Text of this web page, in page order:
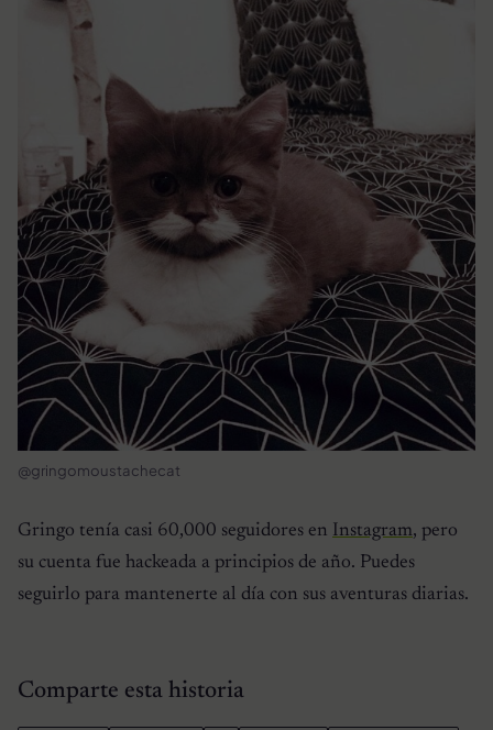
@gringomoustachecat
Gringo tenía casi 60,000 seguidores en Instagram, pero
su cuenta fue hackeada a principios de año. Puedes
seguirlo para mantenerte al día con sus aventuras diarias.
Comparte esta historia